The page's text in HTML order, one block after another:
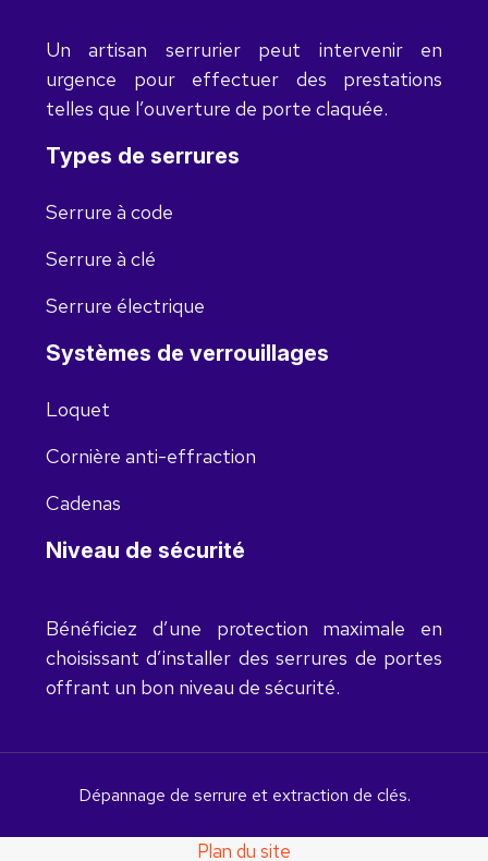
Un artisan serrurier peut intervenir en
urgence pour effectuer des prestations
telles que l’ouverture de porte claquée.
Types de serrures
Serrure à code
Serrure à clé
Serrure électrique
Systèmes de verrouillages
Loquet
Cornière anti-effraction
Cadenas
Niveau de sécurité
Bénéficiez d’une protection maximale en
choisissant d’installer des serrures de portes
offrant un bon niveau de sécurité.
Dépannage de serrure et extraction de clés.
Plan du site